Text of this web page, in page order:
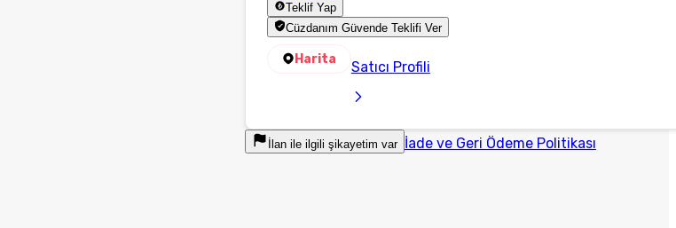
Teklif Yap
Cüzdanım Güvende Teklifi Ver
Harita Satıcı Profili
İlan ile ilgili şikayetim var İade ve Geri Ödeme Politikası